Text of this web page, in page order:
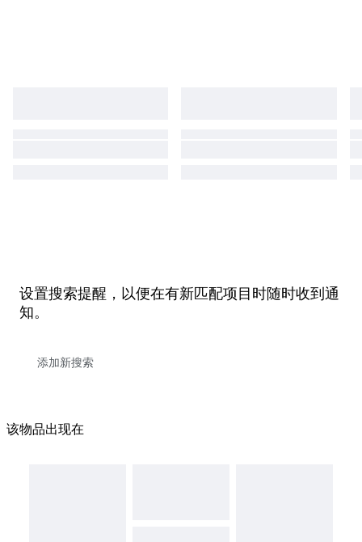
设置搜索提醒，以便在有新匹配项目时随时收到通
知。
该物品出现在